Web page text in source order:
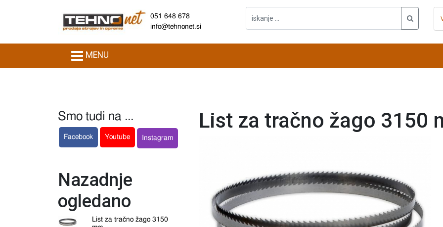
051 648 678
info@tehnonet.si
MENU
Smo tudi na ...
Facebook Youtube Instagram
Nazadnje
ogledano
List za tračno žago 3150
List za tračno žago 3150